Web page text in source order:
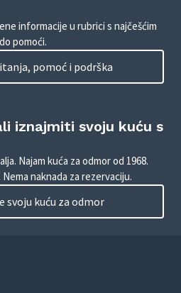
informacije u rubrici s najčešćim
pomoći.
pomoć i podrška
iznajmiti svoju kuću s
Najam kuća za odmor od 1968.
naknada za rezervaciju.
svoju kuću za odmor